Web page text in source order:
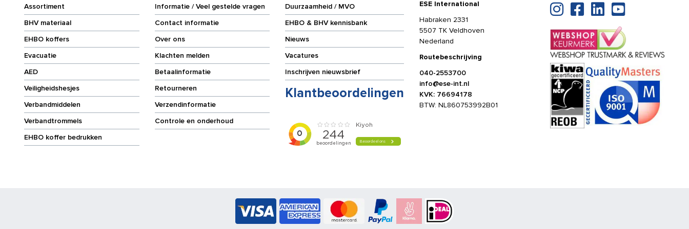
Assortiment
BHV materiaal
EHBO koffers
Evacuatie
AED
Veiligheidshesjes
Verbandmiddelen
Verbandtrommels
EHBO koffer bedrukken
Informatie / Veel gestelde vragen
Contact informatie
Over ons
Klachten melden
Betaalinformatie
Retourneren
Verzendinformatie
Controle en onderhoud
Duurzaamheid / MVO
EHBO & BHV kennisbank
Nieuws
Vacatures
Inschrijven nieuwsbrief
Klantbeoordelingen
ESE International
Habraken 2331
5507 TK Veldhoven
Nederland
Routebeschrijving
040-2553700
info@ese-int.nl
KVK: 76694178
BTW: NL860753992B01